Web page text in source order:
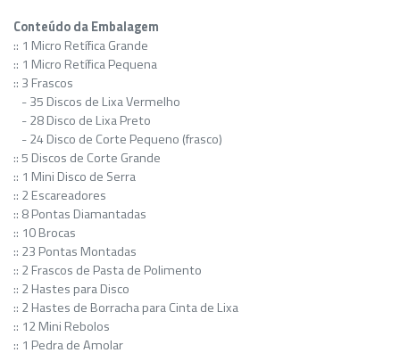
Conteúdo da Embalagem
:: 1 Micro Retífica Grande
:: 1 Micro Retífica Pequena
:: 3 Frascos
- 35 Discos de Lixa Vermelho
- 28 Disco de Lixa Preto
- 24 Disco de Corte Pequeno (frasco)
:: 5 Discos de Corte Grande
:: 1 Mini Disco de Serra
:: 2 Escareadores
:: 8 Pontas Diamantadas
:: 10 Brocas
:: 23 Pontas Montadas
:: 2 Frascos de Pasta de Polimento
:: 2 Hastes para Disco
:: 2 Hastes de Borracha para Cinta de Lixa
:: 12 Mini Rebolos
:: 1 Pedra de Amolar